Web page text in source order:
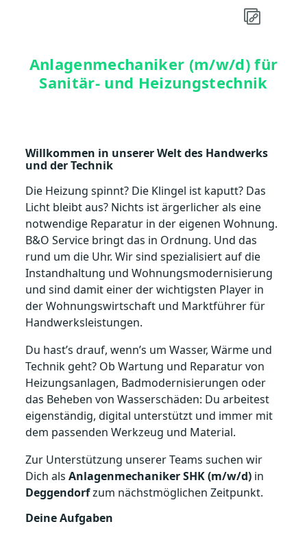
Anlagenmechaniker (m/w/d) für
Sanitär- und Heizungstechnik
Willkommen in unserer Welt des Handwerks
und der Technik
Die Heizung spinnt? Die Klingel ist kaputt? Das
Licht bleibt aus? Nichts ist ärgerlicher als eine
notwendige Reparatur in der eigenen Wohnung.
B&O Service bringt das in Ordnung. Und das
rund um die Uhr. Wir sind spezialisiert auf die
Instandhaltung und Wohnungsmodernisierung
und sind damit einer der wichtigsten Player in
der Wohnungswirtschaft und Marktführer für
Handwerksleistungen.
Du hast’s drauf, wenn’s um Wasser, Wärme und
Technik geht? Ob Wartung und Reparatur von
Heizungsanlagen, Badmodernisierungen oder
das Beheben von Wasserschäden: Du arbeitest
eigenständig, digital unterstützt und immer mit
dem passenden Werkzeug und Material.
Zur Unterstützung unserer Teams suchen wir
Dich alsAnlagenmechaniker SHK (m/w/d) in
Deggendorfzum nächstmöglichen Zeitpunkt.
Deine Aufgaben